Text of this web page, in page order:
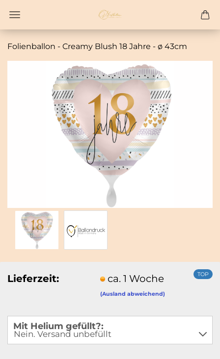
Fo­li­en­bal­lon - Crea­my Blush 18 Jahre - ø 43cm
TOP
Lieferzeit: ca. 1 Woche
(Ausland abweichend)
Mit Helium gefüllt?: